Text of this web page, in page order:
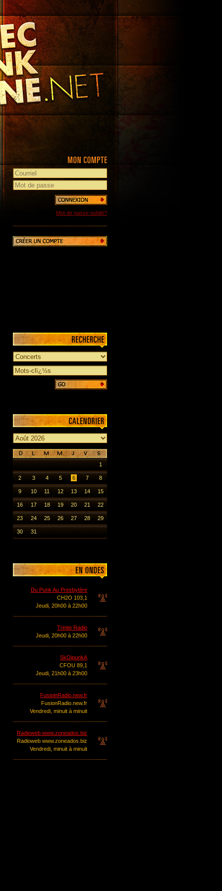
Mot de passe oublié?
1
2 3 4 5 6 7 8
9 10 11 12 13 14 15
16 17 18 19 20 21 22
23 24 25 26 27 28 29
30 31
Du Punk Au Presbytère
CH2O 103,1
Jeudi, 20h00 à 22h00
Trinite Radio
Jeudi, 20h00 à 22h00
SkOipunkA
CFOU 89,1
Jeudi, 21h00 à 23h00
FusioinRadio.new.fr
FusionRadio.new.fr
Vendredi, minuit à minuit
Radioweb www.zoneados.biz
Radioweb www.zoneados.biz
Vendredi, minuit à minuit